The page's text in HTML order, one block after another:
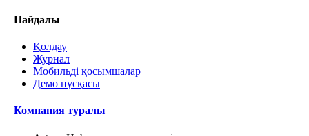
Пайдалы
Қолдау
Журнал
Мобильді қосымшалар
Демо нұсқасы
Компания туралы